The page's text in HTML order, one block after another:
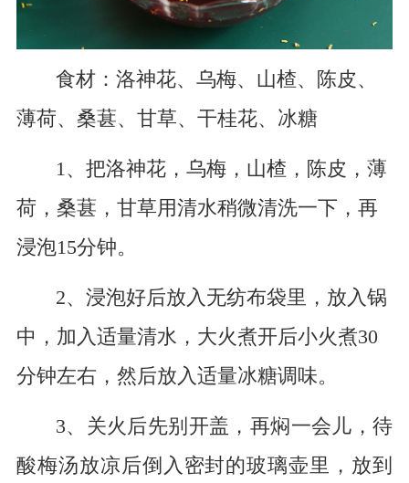
食材：洛神花、乌梅、山楂、陈皮、
薄荷、桑葚、甘草、干桂花、冰糖
1、把洛神花，乌梅，山楂，陈皮，薄
荷，桑葚，甘草用清水稍微清洗一下，再
浸泡15分钟。
2、浸泡好后放入无纺布袋里，放入锅
中，加入适量清水，大火煮开后小火煮30
分钟左右，然后放入适量冰糖调味。
3、关火后先别开盖，再焖一会儿，待
酸梅汤放凉后倒入密封的玻璃壶里，放到